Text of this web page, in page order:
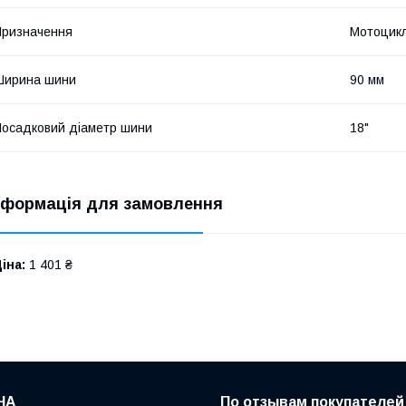
шини 90 мм
діаметр шини 18"
для замовлення
1 401 ₴
По отзывам покупателей